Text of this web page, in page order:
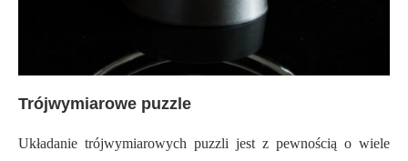
Trójwymiarowe puzzle
Układanie trójwymiarowych puzzli jest z pewnością o wiele